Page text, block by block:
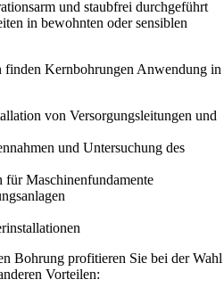
und staubfrei durchgeführt
in bewohnten oder sensiblen
Kernbohrungen Anwendung in
von Versorgungsleitungen und
und Untersuchung des
Maschinenfundamente
Bohrung profitieren Sie bei der Wahl
Vorteilen: